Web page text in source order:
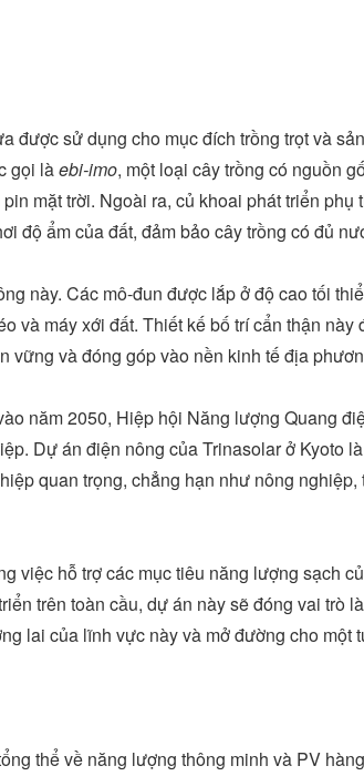
sử dụng cho mục đích trồng trọt và
gọi làebi-imo, một loại cây trồng có nguồn
mặt trời. Ngoài ra, củ khoai phát triển
độ ẩm của đất, đảm bảo cây trồng có đủ
này. Các mô-đun được lắp ở độ cao tối
và máy xới đất. Thiết kế bố trí cẩn thận
vững và đóng góp vào nền kinh tế địa
năm 2050, Hiệp hội Năng lượng Quang
Dự án điện nông của Trinasolar ở Kyoto
quan trọng, chẳng hạn như nông
việc hỗ trợ các mục tiêu năng lượng sạch
trên toàn cầu, dự án này sẽ đóng vai trò
lai của lĩnh vực này và mở đường cho một
thể về năng lượng thông minh và PV